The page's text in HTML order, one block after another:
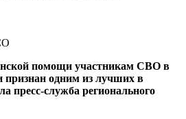
помощи участникам СВО в
признан одним из лучших в
пресс-служба регионального